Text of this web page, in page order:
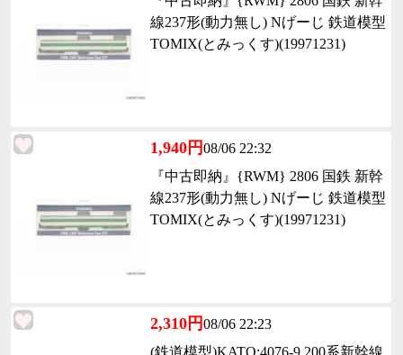
線237形(動力無し) Nげーじ 鉄道模型
TOMIX(とみっくす)(19971231)
1,940円08/06 22:32
『中古即納』{RWM} 2806 国鉄 新幹
線237形(動力無し) Nげーじ 鉄道模型
TOMIX(とみっくす)(19971231)
2,310円08/06 22:23
(鉄道模型)KATO:4076-9 200系新幹線